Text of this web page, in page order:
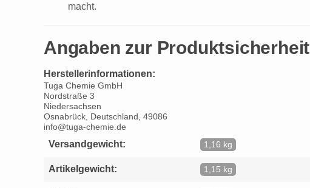
macht.
Angaben zur Produktsicherheit
Herstellerinformationen:
Tuga Chemie GmbH
Nordstraße 3
Niedersachsen
Osnabrück, Deutschland, 49086
info@tuga-chemie.de
Versandgewicht: 1,16 kg
Artikelgewicht: 1,15 kg